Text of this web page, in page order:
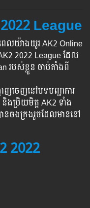
League
េលយ៉ាងយូរ AK2 Online
2022 League ដែល
របស់ខ្លួន ចាប់តាំងពី
ាញចេញនៅបទបញ្ជាការ
ងប្រិយមិត្ត AK2 ទាំង
ងក្រងរួចដែលមាននៅ
2022